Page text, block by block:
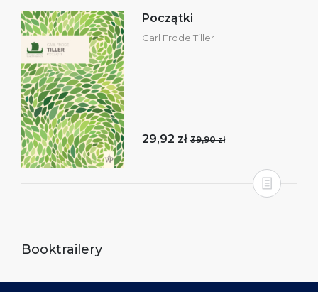
Początki
Carl Frode Tiller
29,92 zł 39,90 zł
Booktrailery